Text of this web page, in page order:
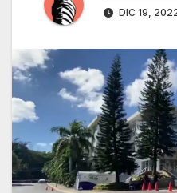
DIC 19,